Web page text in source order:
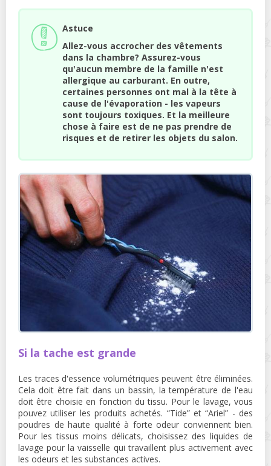
Astuce
Allez-vous accrocher des vêtements
dans la chambre? Assurez-vous
qu'aucun membre de la famille n'est
allergique au carburant. En outre,
certaines personnes ont mal à la tête à
cause de l'évaporation - les vapeurs
sont toujours toxiques. Et la meilleure
chose à faire est de ne pas prendre de
risques et de retirer les objets du salon.
Si la tache est grande
Les traces d'essence volumétriques peuvent être éliminées.
Cela doit être fait dans un bassin, la température de l'eau
doit être choisie en fonction du tissu. Pour le lavage, vous
pouvez utiliser les produits achetés. “Tide” et “Ariel” - des
poudres de haute qualité à forte odeur conviennent bien.
Pour les tissus moins délicats, choisissez des liquides de
lavage pour la vaisselle qui travaillent plus activement avec
les odeurs et les substances actives.